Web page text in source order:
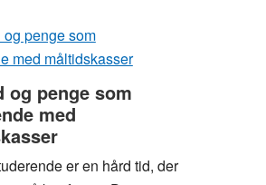
og penge som
med
er en hård tid, der